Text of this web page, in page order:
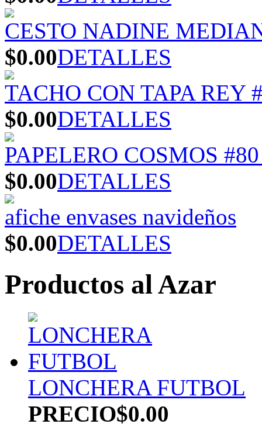
CESTO NADINE
$0.00DETALLES
TACHO CON TAPA REY
$0.00DETALLES
PAPELERO COSMOS
$0.00DETALLES
afiche envases navideños
$0.00DETALLES
Productos al Azar
LONCHERA FUTBOL
PRECIO$0.00